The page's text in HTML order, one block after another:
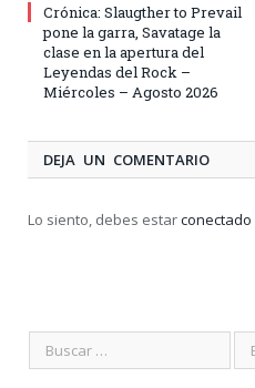
Crónica: Slaugther to Prevail
pone la garra, Savatage la
clase en la apertura del
Leyendas del Rock –
Miércoles – Agosto 2026
DEJA UN COMENTARIO
Lo siento, debes estarconectado